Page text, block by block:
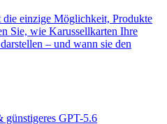
einzige Möglichkeit, Produkte
Sie, wie Karussellkarten Ihre
– und wann sie den